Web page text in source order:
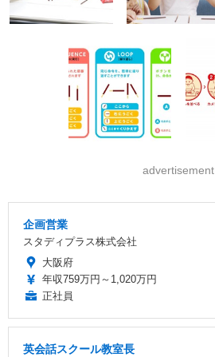
advertisement
企画営業
スタディプラス株式会社
大阪府
年収759万円～1,020万円
正社員
英会話スクール教室長